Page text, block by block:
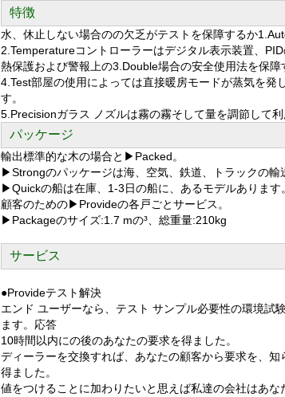
特徴
水、休止しない場合のの欠乏がテストを保障するか
2.Temperatureコントローラーはデジタル表示装置、
熱保護および警報上の3.Double場合の安全使用法を保障
4.Test部屋の使用によっては直接暖房モードが蒸気を
す。
5.Precisionガラス ノズルは霧の霧そして量を調節して利
パッケージ
輸出標準的な木の場合と▶Packed。
▶Strongのパッケージは海、空気、鉄道、トラックの輸
▶Quickの船は在庫、1-3日の船に、あるモデルあります。
顧客のための▶Provideの各戸ごとサービス。
▶Packageのサイズ:1.7 mの³、総重量:210kg
サービス
●Provideテスト解決
エンド ユーザーなら、テスト サンプル必要性の環境試
ます。応答
10時間以内にの後のあなたの要求を得ました。
ディーラーを交換すれば、あなたの顧客から要求を、
得ました。
値をつけることに加わりたいと思えば私達の会社はあ